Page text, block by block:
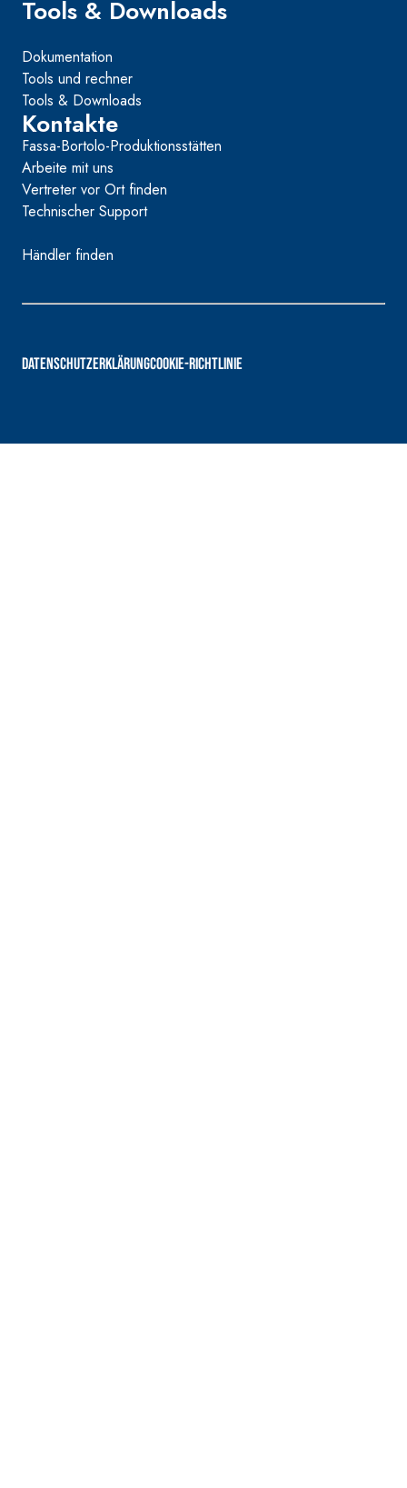
Tools & Downloads
Dokumentation
Tools und rechner
Tools & Downloads
Kontakte
Fassa-Bortolo-Produktionsstätten
Arbeite mit uns
Vertreter vor Ort finden
Technischer Support
Händler finden
DATENSCHUTZERKLÄRUNGCOOKIE-RICHTLINIE